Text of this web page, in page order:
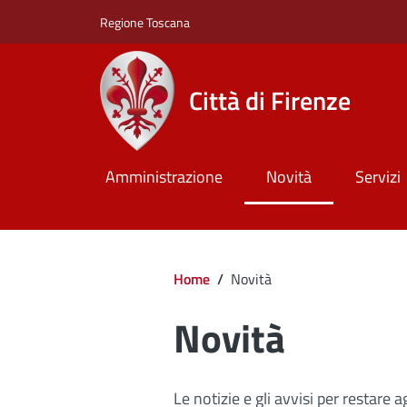
Regione Toscana
Città di Firenze
Amministrazione Novità Servizi
Briciole di pane
Home / Novità
Novità
Le notizie e gli avvisi per restare